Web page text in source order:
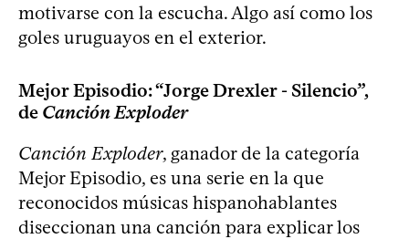
motivarse con la escucha. Algo así como los
goles uruguayos en el exterior.
Mejor Episodio: “Jorge Drexler - Silencio”,
de Canción Exploder
Canción Exploder, ganador de la categoría
Mejor Episodio, es una serie en la que
reconocidos músicas hispanohablantes
diseccionan una canción para explicar los